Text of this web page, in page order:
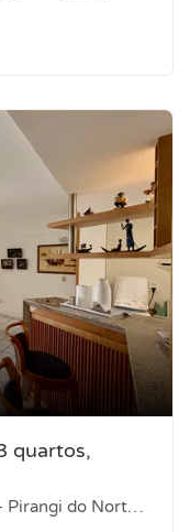
quartos,
Parnamirim-RN